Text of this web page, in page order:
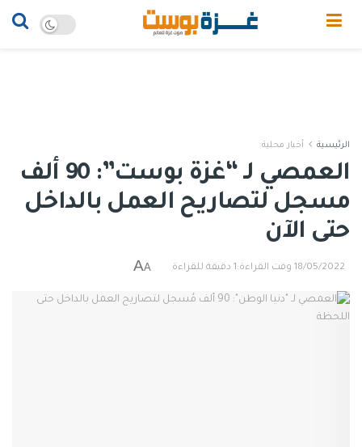
الرئيسية أخبار محلية
العمصي لـ “غزة بوست”: 90 ألف
مسجل لتصاريح العمل بالداخل
حتى الآن
18/05/2022 وقت القراءة:1 دقيقة للقراءة A
A